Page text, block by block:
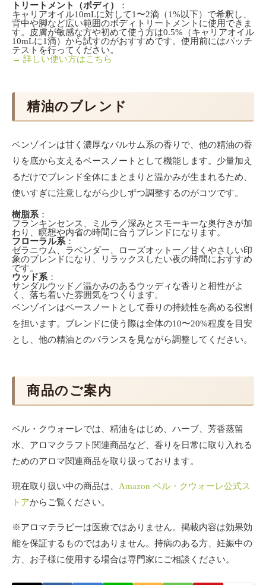
トリートメント（ボディ）
：
キャリアオイル10mLに対して1〜2滴（1%以下）で希釈し、
背中や脚など広い範囲のボディトリートメントに使用できま
す。皮膚が敏感な方や初めて使う方は0.5%（キャリアオイル
10mLに1滴）から試すのがおすすめです。使用前にはパッチ
テストを行ってください。
→ 詳しい使い方はこちら
精油のブレンド
ベンゾインは甘く濃厚なバルサム系の香りで、他の精油の香
りを底から支えるベースノートとして機能します。少量加え
るだけでブレンド全体にまとまりと温かみが生まれるため、
使いすぎに注意しながら少しずつ調整するのがコツです。
樹脂系：
フランキンセンス、ミルラ／深みとスモーキーな奥行きが加
わり、瞑想や内省の時間に合うブレンドになります。
フローラル系：
ゼラニウム、ラベンダー、ローズオットー／甘くやさしい印
象のブレンドになり、リラックスしたい夜の時間におすすめ
です。
ウッド系：
サンダルウッド／温かみのあるウッディな香りと相性がよ
く、落ち着いた雰囲気をつくります。
ベンゾインはベースノートとして香りの持続性を高める役割
を担います。ブレンドに使う際は全体の10〜20%程度を目安
とし、他の精油とのバランスを見ながら調整してください。
商品のご案内
ベル・クウォーレでは、精油をはじめ、ハーブ、芳香蒸留
水、アロマクラフト関連商品など、香りを日常に取り入れる
ためのアロマ関連商品を取り扱っております。
現在取り扱い中の商品は、 Amazon ベル・クウォーレ公式ス
トアからご覧ください。
※アロマテラピーは医療ではありません。掲載内容は効果効
能を保証するものではありません。持病のある方、妊娠中の
方、お子様に使用する場合は専門家にご相談ください。